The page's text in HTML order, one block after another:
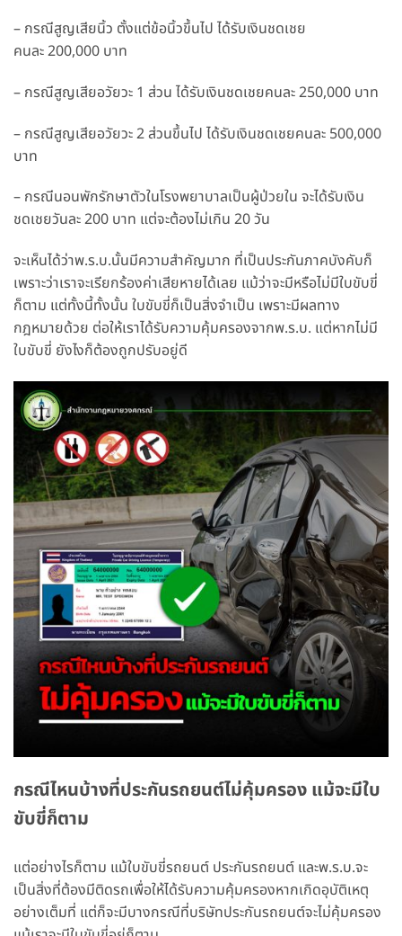
– กรณีสูญเสียนิ้ว ตั้งแต่ข้อนิ้วขึ้นไป ได้รับเงินชดเชย
คนละ 200,000 บาท
– กรณีสูญเสียอวัยวะ 1 ส่วน ได้รับเงินชดเชยคนละ 250,000 บาท
– กรณีสูญเสียอวัยวะ 2 ส่วนขึ้นไป ได้รับเงินชดเชยคนละ 500,000
บาท
– กรณีนอนพักรักษาตัวในโรงพยาบาลเป็นผู้ป่วยใน จะได้รับเงิน
ชดเชยวันละ 200 บาท แต่จะต้องไม่เกิน 20 วัน
จะเห็นได้ว่าพ.ร.บ.นั้นมีความสำคัญมาก ที่เป็นประกันภาคบังคับก็
เพราะว่าเราจะเรียกร้องค่าเสียหายได้เลย แม้ว่าจะมีหรือไม่มีใบขับขี่
ก็ตาม แต่ทั้งนี้ทั้งนั้น ใบขับขี่ก็เป็นสิ่งจำเป็น เพราะมีผลทาง
กฎหมายด้วย ต่อให้เราได้รับความคุ้มครองจากพ.ร.บ. แต่หากไม่มี
ใบขับขี่ ยังไงก็ต้องถูกปรับอยู่ดี
กรณีไหนบ้างที่ประกันรถยนต์ไม่คุ้มครอง แม้จะมีใบ
ขับขี่ก็ตาม
แต่อย่างไรก็ตาม แม้ใบขับขี่รถยนต์ ประกันรถยนต์ และพ.ร.บ.จะ
เป็นสิ่งที่ต้องมีติดรถเพื่อให้ได้รับความคุ้มครองหากเกิดอุบัติเหตุ
อย่างเต็มที่ แต่ก็จะมีบางกรณีที่บริษัทประกันรถยนต์จะไม่คุ้มครอง